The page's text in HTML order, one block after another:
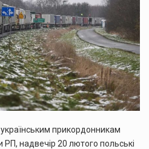
прикордонникам
РП, надвечір 20 лютого польські